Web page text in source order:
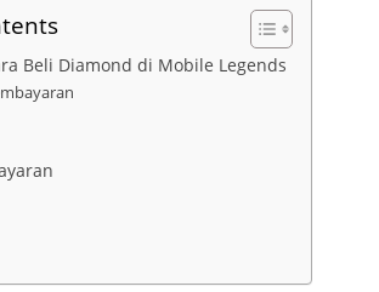
Beli Diamond di Mobile Legends